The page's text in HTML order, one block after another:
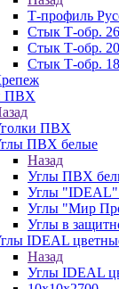
Т-профиль
Стык Т-обр.
Стык Т-обр.
Стык Т-обр.
ПВХ
ПВХ
ПВХ белые
Назад
Углы ПВХ
Углы "IDEAL"
Углы "Мир
Углы в
IDEAL
Назад
Углы IDEAL